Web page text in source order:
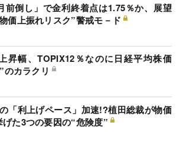
前倒し」で金利終着点は1.75％か、展望
価上振れリスク”警戒モ－ド
昇幅、TOPIX12％なのに日経平均株価
のカラクリ
「利上げペース」加速!?植田総裁が物価
た3つの要因の“危険度”